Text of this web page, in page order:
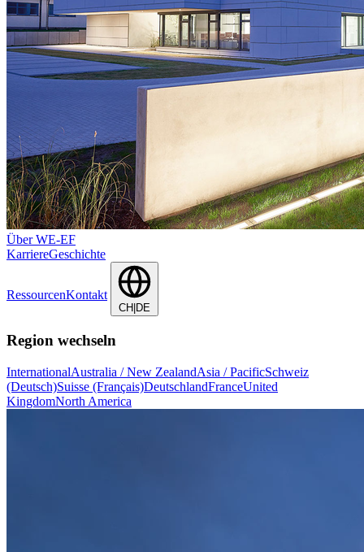
Über WE-EF
KarriereGeschichte
RessourcenKontakt
CH|DE
Region wechseln
InternationalAustralia / New ZealandAsia / PacificSchweiz
(Deutsch)Suisse (Français)DeutschlandFranceUnited
KingdomNorth America